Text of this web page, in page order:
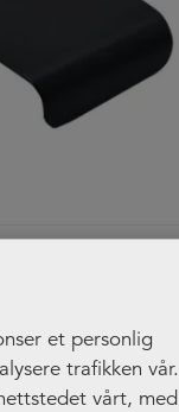
et personlig
trafikken vår.
vårt, med
Lip Svart